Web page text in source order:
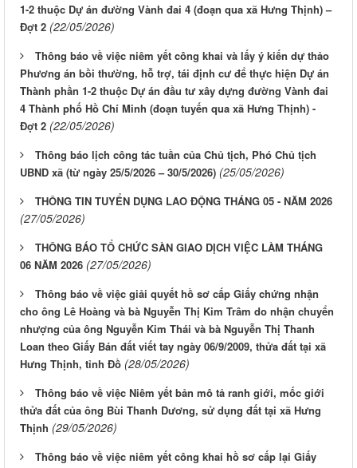
1-2 thuộc Dự án đường Vành đai 4 (đoạn qua xã Hưng Thịnh) –
Đợt 2 (22/05/2026)
Thông báo về việc niêm yết công khai và lấy ý kiến dự thảo
Phương án bồi thường, hỗ trợ, tái định cư để thực hiện Dự án
Thành phần 1-2 thuộc Dự án đầu tư xây dựng đường Vành đai
4 Thành phố Hồ Chí Minh (đoạn tuyến qua xã Hưng Thịnh) -
Đợt 2 (22/05/2026)
Thông báo lịch công tác tuần của Chủ tịch, Phó Chủ tịch
UBND xã (từ ngày 25/5/2026 – 30/5/2026) (25/05/2026)
THÔNG TIN TUYỂN DỤNG LAO ĐỘNG THÁNG 05 - NĂM 2026
(27/05/2026)
THÔNG BÁO TỔ CHỨC SÀN GIAO DỊCH VIỆC LÀM THÁNG
06 NĂM 2026 (27/05/2026)
Thông báo về việc giải quyết hồ sơ cấp Giấy chứng nhận
cho ông Lê Hoàng và bà Nguyễn Thị Kim Trâm do nhận chuyển
nhượng của ông Nguyễn Kim Thái và bà Nguyễn Thị Thanh
Loan theo Giấy Bán đất viết tay ngày 06/9/2009, thửa đất tại xã
Hưng Thịnh, tỉnh Đồ (28/05/2026)
Thông báo về việc Niêm yết bản mô tả ranh giới, mốc giới
thửa đất của ông Bùi Thanh Dương, sử dụng đất tại xã Hưng
Thịnh (29/05/2026)
Thông báo về việc niêm yết công khai hồ sơ cấp lại Giấy